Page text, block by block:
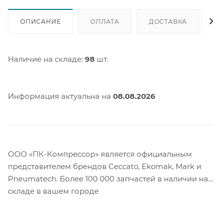
ОПИСАНИЕ ОПЛАТА ДОСТАВКА
Наличие на складе: 98 шт.
Информация актуальна на 08.08.2026
ООО «ПК-Компрессор» является официальным
представителем брендов Ceccato, Ekomak, Mark и
Pneumatech. Более 100 000 запчастей в наличии на
складе в вашем городе